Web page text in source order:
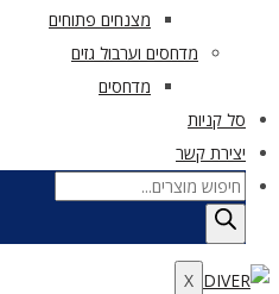
מצנחים פתוחים
מדחסים וערבול גזים
מדחסים
סל קניות
יצירת קשר
Products
search
X